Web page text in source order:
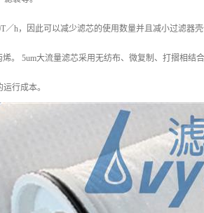
h，因此可以减少滤芯的使用数量并且减小过滤器
。 5um大流量滤芯采用无纺布、微复制、打摺相结
行成本。